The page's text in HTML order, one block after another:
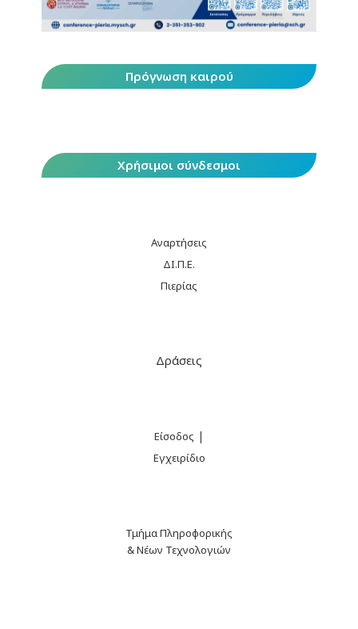
Πρόγνωση καιρού
Χρήσιμοι σύνδεσμοι
Αναρτήσεις
ΔΙ.Π.Ε.
Πιερίας
Δράσεις
Είσοδος |
Εγχειρίδιο
Τμήμα Πληροφορικής
& Νέων Τεχνολογιών